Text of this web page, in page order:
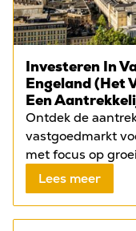
Investeren In
Engeland (het
Een
Ontdek de
vastgoedmarkt
met focus op
Lees meer